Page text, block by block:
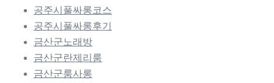
공주시풀싸롱코스
공주시풀싸롱후기
금산군노래방
금산군란제리룸
금산군룸사롱